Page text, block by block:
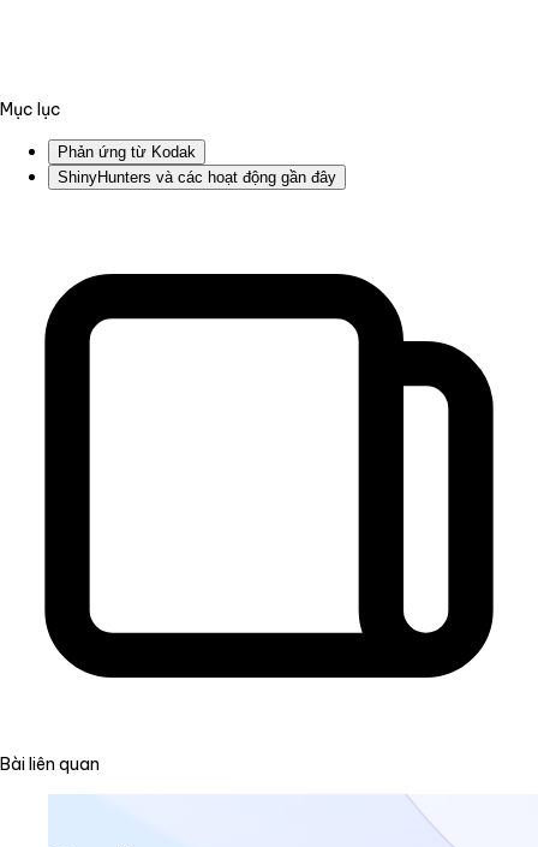
Mục lục
Phản ứng từ Kodak
ShinyHunters và các hoạt động gần đây
Bài liên quan